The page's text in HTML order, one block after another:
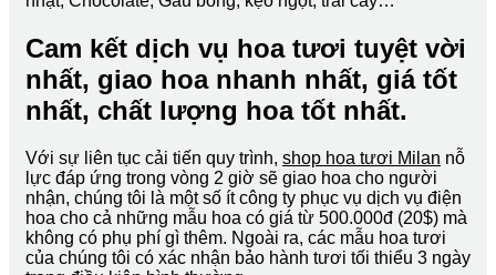
Cam kết dịch vụ hoa tươi tuyệt vời
nhất, giao hoa nhanh nhất, giá tốt
nhất, chất lượng hoa tốt nhất.
Với sự liên tục cải tiến quy trình, shop hoa tươi Milan nỗ
lực đáp ứng trong vòng 2 giờ sẽ giao hoa cho người
nhận, chúng tôi là một số ít công ty phục vụ dịch vụ điện
hoa cho cả những mẫu hoa có giá từ 500.000đ (20$) mà
không có phụ phí gì thêm. Ngoài ra, các mẫu hoa tươi
của chúng tôi có xác nhận bảo hành tươi tối thiểu 3 ngày